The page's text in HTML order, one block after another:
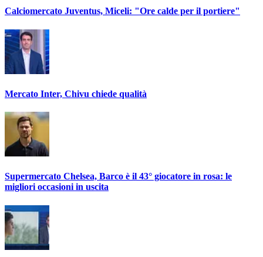
Calciomercato Juventus, Miceli: "Ore calde per il portiere"
Mercato Inter, Chivu chiede qualità
Supermercato Chelsea, Barco è il 43° giocatore in rosa: le
migliori occasioni in uscita